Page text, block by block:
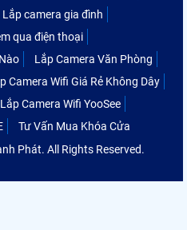
Lắp camera gia đình
qua điện thoại
Lắp Camera Văn Phòng
Camera Wifi Giá Rẻ Không Dây
Lắp Camera Wifi YooSee
Tư Vấn Mua Khóa Cửa
Phát. All Rights Reserved.